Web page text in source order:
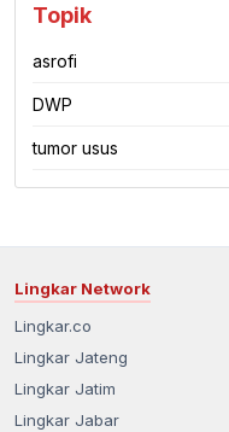
Topik
asrofi
DWP
tumor usus
Lingkar Network
Lingkar.co
Lingkar Jateng
Lingkar Jatim
Lingkar Jabar